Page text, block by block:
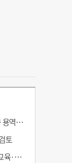
복붙’
토
정안 발의